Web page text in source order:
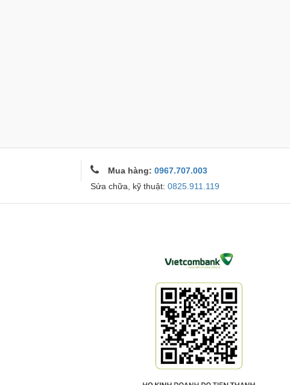
Mua hàng: 0967.707.003
Sửa chữa, kỹ thuật: 0825.911.119